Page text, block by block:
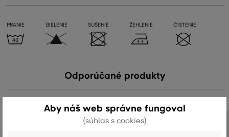
PRANIE BIELENIE SUŠENIE ŽEHLENIE ČISTENIE
Odporúčané produkty
Aby náš web správne fungoval
(súhlas s cookies)